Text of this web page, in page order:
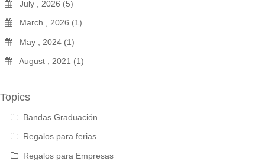
July , 2026 (5)
March , 2026 (1)
May , 2024 (1)
August , 2021 (1)
Topics
Bandas Graduación
Regalos para ferias
Regalos para Empresas